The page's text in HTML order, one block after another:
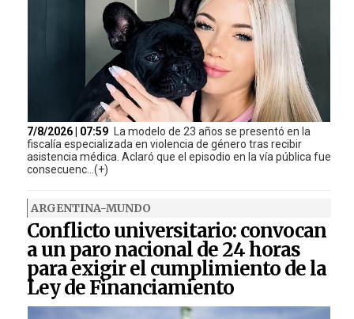
7/8/2026 | 07:59
La modelo de 23 años se presentó en la
fiscalía especializada en violencia de género tras recibir
asistencia médica. Aclaró que el episodio en la vía pública fue
consecuenc...(+)
ARGENTINA-MUNDO
Conflicto universitario: convocan
a un paro nacional de 24 horas
para exigir el cumplimiento de la
Ley de Financiamiento